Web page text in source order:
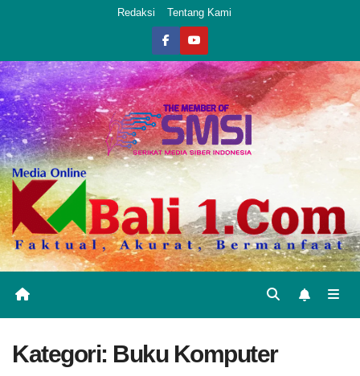
Redaksi Tentang Kami
Kategori: Buku Komputer